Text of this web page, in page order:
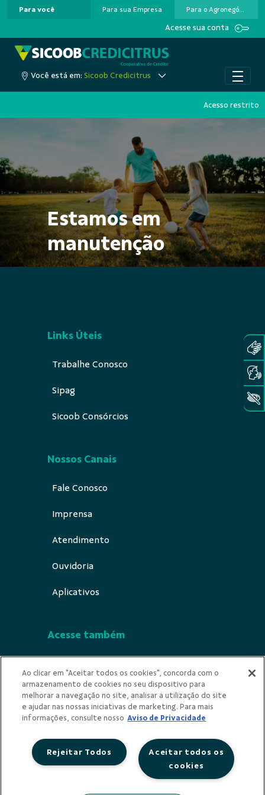
Pular para o Conteúdo principal
Para você Para sua Empresa Para o Agronegócio
Acesse sua conta
Você está em: Sicoob Credicitrus
Acesso restrito
Estamos em
manutenção
Links Úteis
Trabalhe Conosco
Sipag
Sicoob Consórcios
Nossos Canais
Fale Conosco
Imprensa
Atendimento
Ouvidoria
Aplicativos
Acesse também
Indícios de Ilicitude
Privacidade
Ao clicar em "Aceitar todos os cookies", concorda com o
armazenamento de cookies no seu dispositivo para
melhorar a navegação no site, analisar a utilização do site
e ajudar nas nossas iniciativas de marketing. Para mais
informações, consulte nosso Aviso de Privacidade
Aceitar todos os
cookies
Rejeitar Todos